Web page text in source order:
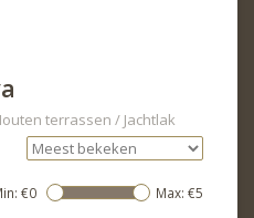
terrassen / Jachtlak
€0 Max: €5